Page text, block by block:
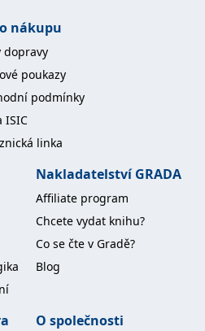
nákupu
dopravy
poukazy
podmínky
ISIC
linka
Nakladatelství GRADA
Affiliate program
Chcete vydat knihu?
Co se čte v Gradě?
Blog
O společnosti